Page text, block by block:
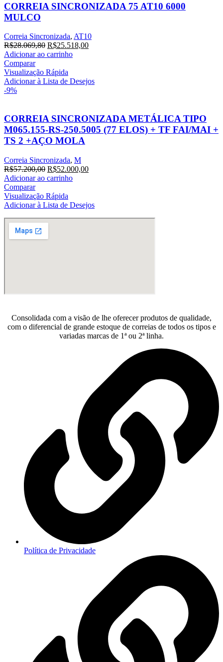
CORREIA SINCRONIZADA 75 AT10 6000
MULCO
Correia Sincronizada, AT10
R$28.069,80 O
preço
era:
R$28.069,80.
R$25.518,00O
R$25.518,00.
Adicionar ao carrinho
Comparar
Visualização Rápida
Adicionar à Lista de Desejos
-9%
CORREIA SINCRONIZADA METÁLICA TIPO
M065.155-RS-250.5005 (77 ELOS) + TF FAI/MAI +
TS 2 +AÇO MOLA
Correia Sincronizada, M
R$57.200,00 O
preço
era:
R$57.200,00.
R$52.000,00O
R$52.000,00.
Adicionar ao carrinho
Comparar
Visualização Rápida
Adicionar à Lista de Desejos
Consolidada com a visão de lhe oferecer produtos de qualidade,
com o diferencial de grande estoque de correias de todos os tipos e
variadas marcas de 1ª ou 2ª linha.
Política de Privacidade